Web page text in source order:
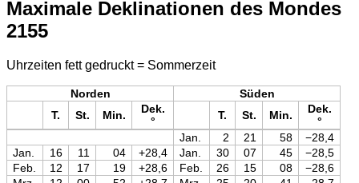
Maximale Deklinationen des Mondes
2155
Uhrzeiten fett gedruckt = Sommerzeit
Norden
Süden
T.
St. Min.
Dek.
°
T. St. Min.
Dek.
°
Jan.
2 21 58
−28,4
Jan.
16 11 04 +28,4 Jan. 30 07 45
−28,5
Feb.
12 17 19 +28,6 Feb. 26 15 08
−28,6